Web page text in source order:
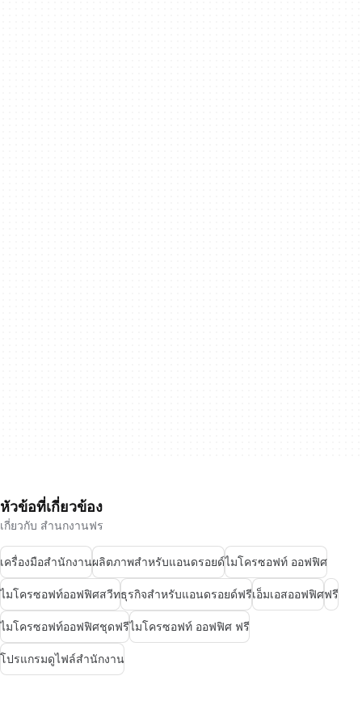
หัวข้อที่เกี่ยวข้อง
เกี่ยวกับ สำนกงานฟร
เครื่องมือสำนักงานผลิตภาพสำหรับแอนดรอยด์ไมโครซอฟท์ ออฟฟิศ
ไมโครซอฟท์ออฟฟิศสวีทธุรกิจสำหรับแอนดรอยด์ฟรีเอ็มเอสออฟฟิศฟรี
ไมโครซอฟท์ออฟฟิศชุดฟรีไมโครซอฟท์ ออฟฟิศ ฟรี
โปรแกรมดูไฟล์สำนักงาน